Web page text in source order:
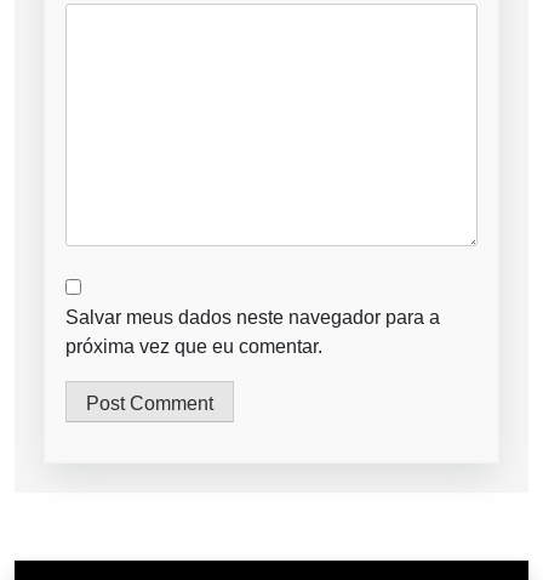
Salvar meus dados neste navegador para a
próxima vez que eu comentar.